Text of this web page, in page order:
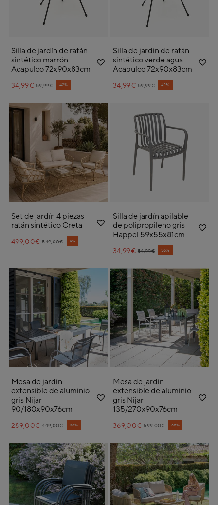
Silla de jardín de ratán
sintético marrón
Acapulco 72x90x83cm
Price reduced from
59,99€
to 42%
34,99€
Silla de jardín de ratán
sintético verde agua
Acapulco 72x90x83cm
Price reduced from
59,99€
to 42%
34,99€
Set de jardín 4 piezas
ratán sintético Creta
Price reduced from
549,00€
to 9%
499,00€
Silla de jardín apilable
de polipropileno gris
Happel 59x55x81cm
Price reduced from
54,99€
to 36%
34,99€
Mesa de jardín
extensible de aluminio
gris Nijar
90/180x90x76cm
Price reduced from
449,00€
to 36%
289,00€
Mesa de jardín
extensible de aluminio
gris Nijar
135/270x90x76cm
Price reduced from
599,00€
to 38%
369,00€